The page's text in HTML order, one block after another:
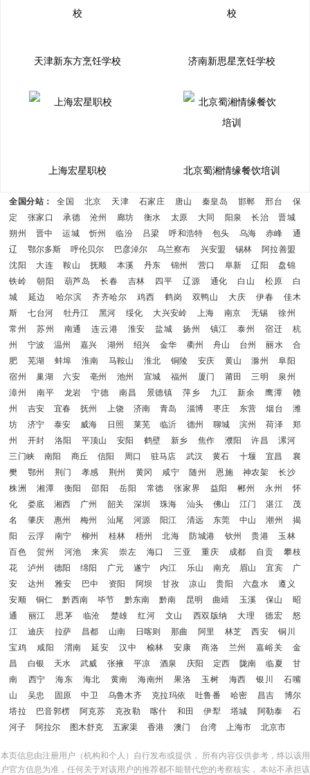
天津新东方烹饪学校 济南新思星烹饪学校
上海宏星职校 北京蜀湘情缘餐饮培训
全国分站： 全国 北京 天津 石家庄 唐山 秦皇岛 邯郸 邢台
保
定
张家口 承德 沧州 廊坊 衡水 太原 大同 阳泉 长治
晋城
朔州
晋中 运城 忻州 临汾 吕梁 呼和浩特 包头 乌海 赤峰
通
辽
鄂尔多斯 呼伦贝尔 巴彦淖尔 乌兰察布 兴安盟 锡林
阿拉善盟
沈阳
大连 鞍山 抚顺 本溪 丹东 锦州 营口 阜新 辽阳
盘锦
铁岭
朝阳 葫芦岛 长春 吉林 四平 辽源 通化 白山 松原
白
城
延边 哈尔滨 齐齐哈尔 鸡西 鹤岗 双鸭山 大庆 伊春
佳木
斯
七台河 牡丹江 黑河 绥化 大兴安岭 上海 南京 无锡
徐州
常州
苏州 南通 连云港 淮安 盐城 扬州 镇江 泰州 宿迁
杭
州
宁波 温州 嘉兴 湖州 绍兴 金华 衢州 舟山 台州 丽水
合
肥
芜湖 蚌埠 淮南 马鞍山 淮北 铜陵 安庆 黄山 滁州
阜阳
宿州
巢湖 六安 亳州 池州 宣城 福州 厦门 莆田 三明
泉州
漳州
南平 龙岩 宁德 南昌 景德镇 萍乡 九江 新余 鹰潭
赣
州
吉安 宜春 抚州 上饶 济南 青岛 淄博 枣庄 东营 烟台
潍
坊
济宁 泰安 威海 日照 莱芜 临沂 德州 聊城 滨州 荷泽
郑
州
开封 洛阳 平顶山 安阳 鹤壁 新乡 焦作 濮阳 许昌
漯河
三门峡
南阳 商丘 信阳 周口 驻马店 武汉 黄石 十堰 宜昌
襄
樊
鄂州 荆门 孝感 荆州 黄冈 咸宁 随州 恩施 神农架
长沙
株洲
湘潭 衡阳 邵阳 岳阳 常德 张家界 益阳 郴州 永州
怀
化
娄底 湘西 广州 韶关 深圳 珠海 汕头 佛山 江门 湛江
茂
名
肇庆 惠州 梅州 汕尾 河源 阳江 清远 东莞 中山 潮州
揭
阳
云浮 南宁 柳州 桂林 梧州 北海 防城港 钦州 贵港
玉林
百色
贺州 河池 来宾 崇左 海口 三亚 重庆 成都 自贡
攀枝
花
泸州 德阳 绵阳 广元 遂宁 内江 乐山 南充 眉山 宜宾
广
安
达州 雅安 巴中 资阳 阿坝 甘孜 凉山 贵阳 六盘水
遵义
安顺
铜仁 黔西南 毕节 黔东南 黔南 昆明 曲靖 玉溪 保山
昭
通
丽江 思茅 临沧 楚雄 红河 文山 西双版纳 大理 德宏
怒
江
迪庆 拉萨 昌都 山南 日喀则 那曲 阿里 林芝 西安
铜川
宝鸡
咸阳 渭南 延安 汉中 榆林 安康 商洛 兰州 嘉峪关
金
昌
白银 天水 武威 张掖 平凉 酒泉 庆阳 定西 陇南 临夏
甘
南
西宁 海东 海北 黄南 海南州 果洛 玉树 海西 银川
石嘴
山
吴忠 固原 中卫 乌鲁木齐 克拉玛依 吐鲁番 哈密 昌吉
博尔
塔拉
巴音郭楞 阿克苏 克孜勒 喀什 和田 伊犁 塔城 阿勒泰
石
河子
阿拉尔 图木舒克 五家渠 香港 澳门 台湾 上海市 北京市
本页信息由注册用户（机构和个人）自行发布或提供， 所有内容仅供参考，终以该用
户官方信息为准，任何关于对该用户的推荐都不能替代您的考察核实， 本站不承担该